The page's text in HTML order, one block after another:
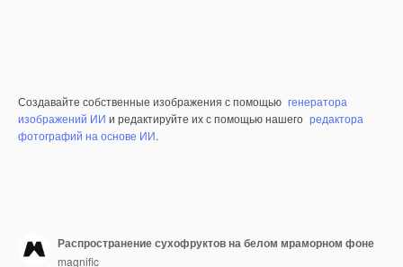
Создавайте собственные изображения с помощью генератора
изображений ИИ и редактируйте их с помощью нашего редактора
фотографий на основе ИИ.
Распространение сухофруктов на белом мраморном фоне
magnific